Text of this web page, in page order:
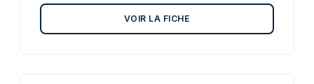
VOIR LA FICHE